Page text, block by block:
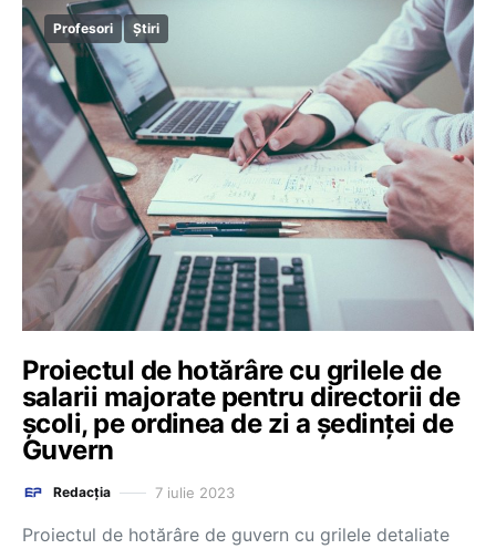
Profesori Știri
Proiectul de hotărâre cu grilele de
salarii majorate pentru directorii de
școli, pe ordinea de zi a ședinței de
Guvern
Redacția 7 iulie 2023
Proiectul de hotărâre de guvern cu grilele detaliate